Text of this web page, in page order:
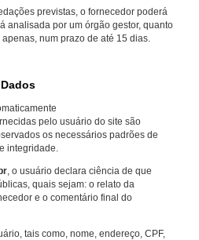
previstas, o fornecedor poderá
analisada por um órgão gestor, quanto
num prazo de até 15 dias.
pelo usuário do site são
os necessários padrões de
integridade.
, o usuário declara ciência de que
quais sejam: o relato da
e o comentário final do
tais como, nome, endereço, CPF,